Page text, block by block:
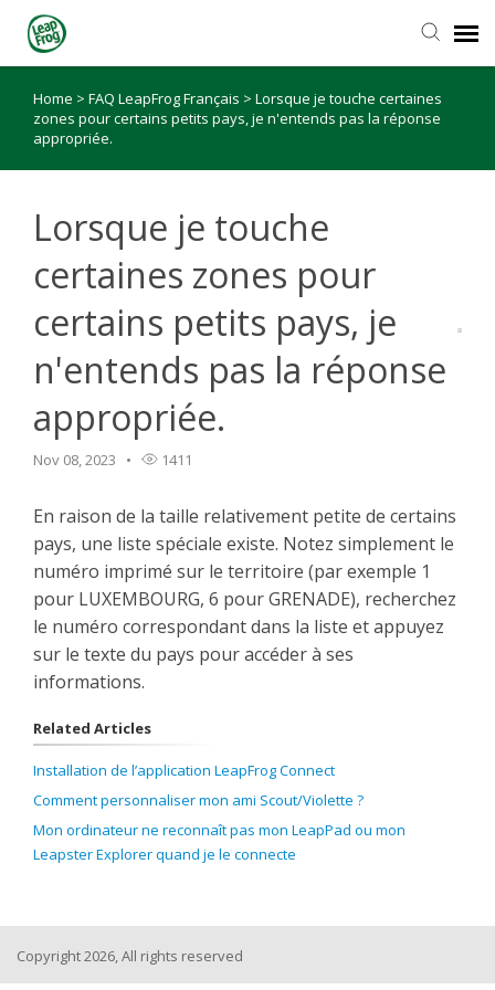
Home > FAQ LeapFrog Français > Lorsque je touche certaines
zones pour certains petits pays, je n'entends pas la réponse
appropriée.
Lorsque je touche
certaines zones pour
certains petits pays, je
n'entends pas la réponse
appropriée.
Nov 08, 2023 1411
En raison de la taille relativement petite de certains
pays, une liste spéciale existe. Notez simplement le
numéro imprimé sur le territoire (par exemple 1
pour LUXEMBOURG, 6 pour GRENADE), recherchez
le numéro correspondant dans la liste et appuyez
sur le texte du pays pour accéder à ses
informations.
Related Articles
Installation de l’application LeapFrog Connect
Comment personnaliser mon ami Scout/Violette ?
Mon ordinateur ne reconnaît pas mon LeapPad ou mon
Leapster Explorer quand je le connecte
Copyright 2026, All rights reserved